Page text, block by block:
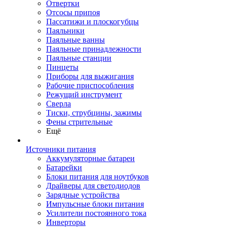
Отвертки
Отсосы припоя
Пассатижи и плоскогубцы
Паяльники
Паяльные ванны
Паяльные принадлежности
Паяльные станции
Пинцеты
Приборы для выжигания
Рабочие приспособления
Режущий инструмент
Сверла
Тиски, струбцины, зажимы
Фены стрительные
Ещё
Источники питания
Аккумуляторные батареи
Батарейки
Блоки питания для ноутбуков
Драйверы для светодиодов
Зарядные устройства
Импульсные блоки питания
Усилители постоянного тока
Инверторы